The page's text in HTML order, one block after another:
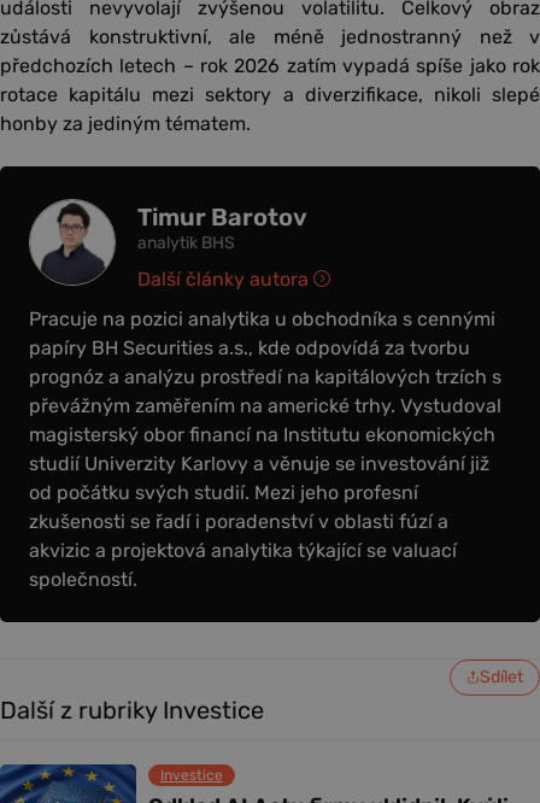
události nevyvolají zvýšenou volatilitu. Celkový obraz
zůstává konstruktivní, ale méně jednostranný než v
předchozích letech – rok 2026 zatím vypadá spíše jako rok
rotace kapitálu mezi sektory a diverzifikace, nikoli slepé
honby za jediným tématem.
Timur Barotov
analytik BHS
Pracuje na pozici analytika u obchodníka s cennými
papíry BH Securities a.s., kde odpovídá za tvorbu
prognóz a analýzu prostředí na kapitálových trzích s
převážným zaměřením na americké trhy. Vystudoval
magisterský obor financí na Institutu ekonomických
studií Univerzity Karlovy a věnuje se investování již
od počátku svých studií. Mezi jeho profesní
zkušenosti se řadí i poradenství v oblasti fúzí a
akvizic a projektová analytika týkající se valuací
společností.
Další články autora
Sdílet
Další z rubriky Investice
Investice